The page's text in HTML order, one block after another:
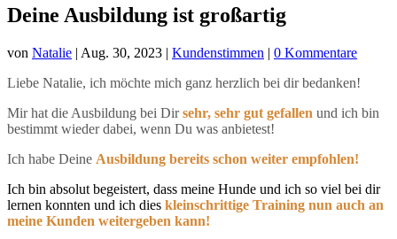
Deine Ausbildung ist großartig
von Natalie | Aug. 30, 2023 | Kundenstimmen | 0 Kommentare
Liebe Natalie, ich möchte mich ganz herzlich bei dir bedanken!
Mir hat die Ausbildung bei Dirsehr, sehr gut gefallen und ich bin
bestimmt wieder dabei, wenn Du was anbietest!
Ich habe Deine Ausbildung bereits schon weiter empfohlen!
Ich bin absolut begeistert, dass meine Hunde und ich so viel bei dir
lernen konnten und ich dies kleinschrittige Training nun auch an
meine Kunden weitergeben kann!